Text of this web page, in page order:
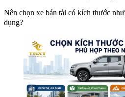
Nên chọn xe bán tải có kích thước
dụng?